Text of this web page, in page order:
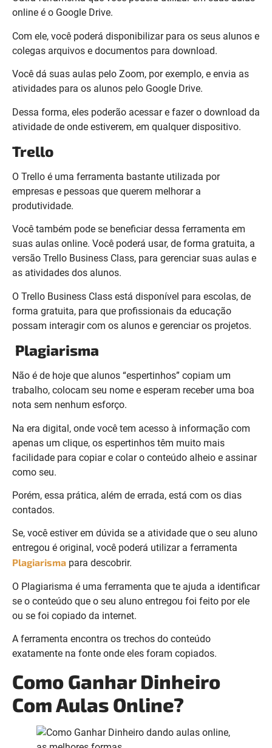
online é o Google Drive.
Com ele, você poderá disponibilizar para os seus alunos e
colegas arquivos e documentos para download.
Você dá suas aulas pelo Zoom, por exemplo, e envia as
atividades para os alunos pelo Google Drive.
Dessa forma, eles poderão acessar e fazer o download da
atividade de onde estiverem, em qualquer dispositivo.
Trello
O Trello é uma ferramenta bastante utilizada por
empresas e pessoas que querem melhorar a
produtividade.
Você também pode se beneficiar dessa ferramenta em
suas aulas online. Você poderá usar, de forma gratuita, a
versão Trello Business Class, para gerenciar suas aulas e
as atividades dos alunos.
O Trello Business Class está disponível para escolas, de
forma gratuita, para que profissionais da educação
possam interagir com os alunos e gerenciar os projetos.
Plagiarisma
Não é de hoje que alunos “espertinhos” copiam um
trabalho, colocam seu nome e esperam receber uma boa
nota sem nenhum esforço.
Na era digital, onde você tem acesso à informação com
apenas um clique, os espertinhos têm muito mais
facilidade para copiar e colar o conteúdo alheio e assinar
como seu.
Porém, essa prática, além de errada, está com os dias
contados.
Se, você estiver em dúvida se a atividade que o seu aluno
entregou é original, você poderá utilizar a ferramenta
Plagiarisma para descobrir.
O Plagiarisma é uma ferramenta que te ajuda a identificar
se o conteúdo que o seu aluno entregou foi feito por ele
ou se foi copiado da internet.
A ferramenta encontra os trechos do conteúdo
exatamente na fonte onde eles foram copiados.
Como Ganhar Dinheiro
Com Aulas Online?